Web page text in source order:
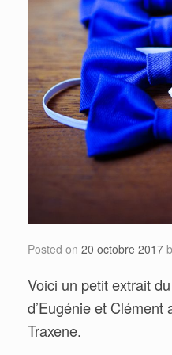
Posted on 20 octobre 2017
Voici un petit extrait
d’Eugénie et Clément
Traxene.